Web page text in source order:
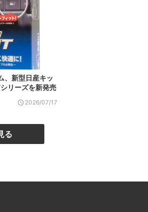
、新型日産キッ
リーズを新発売
2026/07/17
る